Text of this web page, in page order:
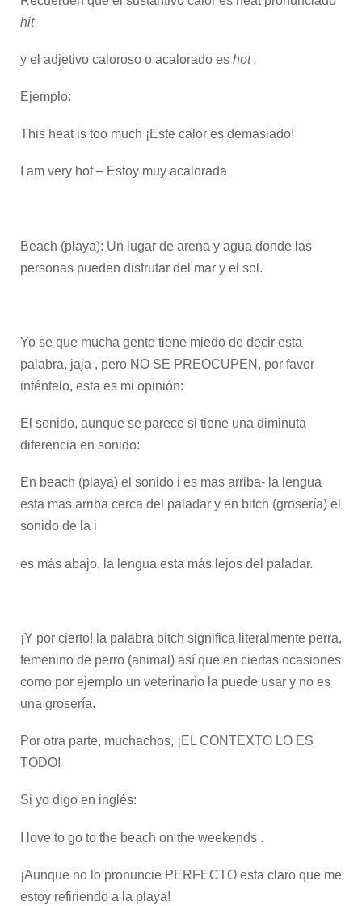
hit
y el adjetivo caloroso o acalorado es hot .
Ejemplo:
This heat is too much ¡Este calor es demasiado!
I am very hot – Estoy muy acalorada
Beach (playa): Un lugar de arena y agua donde las
personas pueden disfrutar del mar y el sol.
Yo se que mucha gente tiene miedo de decir esta
palabra, jaja , pero NO SE PREOCUPEN, por favor
inténtelo, esta es mi opinión:
El sonido, aunque se parece si tiene una diminuta
diferencia en sonido:
En beach (playa) el sonido i es mas arriba- la lengua
esta mas arriba cerca del paladar y en bitch (grosería) el
sonido de la i
es más abajo, la lengua esta más lejos del paladar.
¡Y por cierto! la palabra bitch significa literalmente perra,
femenino de perro (animal) así que en ciertas ocasiones
como por ejemplo un veterinario la puede usar y no es
una grosería.
Por otra parte, muchachos, ¡EL CONTEXTO LO ES
TODO!
Si yo digo en inglés:
I love to go to the beach on the weekends .
¡Aunque no lo pronuncie PERFECTO esta claro que me
estoy refiriendo a la playa!